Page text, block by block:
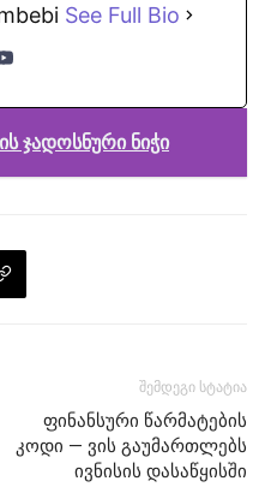
See Full Bio
ჯადოსნური ნიჭი
შემდეგი სტატია
ფინანსური წარმატების
კოდი — ვის გაუმართლებს
ივნისის დასაწყისში